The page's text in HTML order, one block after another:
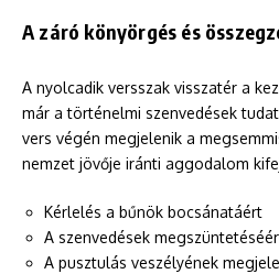
A záró könyörgés és
A nyolcadik versszak visszatér a
már a történelmi szenvedések
vers végén megjelenik a
nemzet jövője iránti aggodalom
Kérlelés a bűnök bocsánatáért
A szenvedések
A pusztulás veszélyének